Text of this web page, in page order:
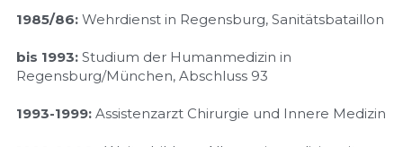
1985/86: Wehrdienst in Regensburg, Sanitätsbataillon
bis 1993: Studium der Humanmedizin in
Regensburg/München, Abschluss 93
1993-1999: Assistenzarzt Chirurgie und Innere Medizin